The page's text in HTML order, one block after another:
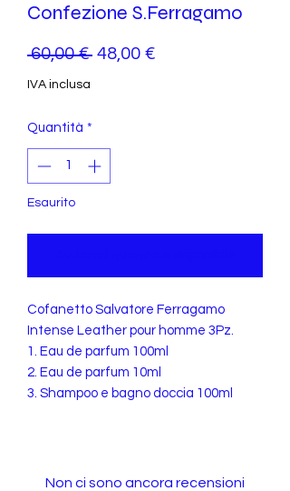
Confezione S.Ferragamo
60,00 € Prezzo
48,00 €Prezzo
IVA inclusa
Quantità *
Esaurito
Cofanetto Salvatore Ferragamo
Intense Leather pour homme 3Pz.
1. Eau de parfum 100ml
2. Eau de parfum 10ml
3. Shampoo e bagno doccia 100ml
Non ci sono ancora recensioni